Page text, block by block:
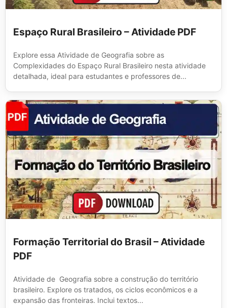
Espaço Rural Brasileiro – Atividade PDF
Explore essa Atividade de Geografia sobre as
Complexidades do Espaço Rural Brasileiro nesta atividade
detalhada, ideal para estudantes e professores de...
Formação Territorial do Brasil – Atividade
PDF
Atividade de Geografia sobre a construção do território
brasileiro. Explore os tratados, os ciclos econômicos e a
expansão das fronteiras. Inclui textos...